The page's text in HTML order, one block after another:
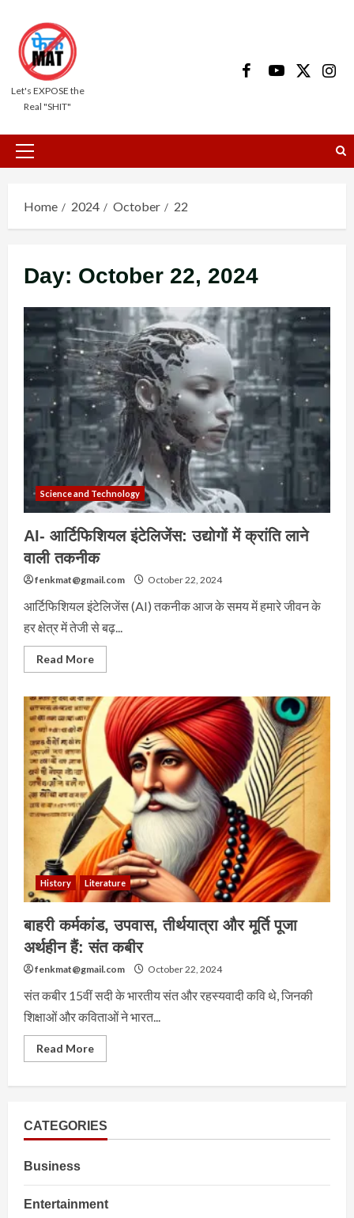
content
Let's EXPOSE the
Real "SHIT"
FacebookYoutube
X
Primary
Home 2024 October 22
Day: October 22, 2024
Science and Technology
AI- आर्टिफिशियल इंटेलिजेंस: उद्योगों में क्रांति लाने
वाली तकनीक
fenkmat@gmail.com October 22, 2024
आर्टिफिशियल इंटेलिजेंस (AI) तकनीक आज के समय में हमारे जीवन के
हर क्षेत्र में तेजी से बढ़...
Read MoreRead
more
आर्टिफिशियल
इंटेलिजेंस:
उद्योगों
क्रांति
लाने
तकनीक
History Literature
बाहरी कर्मकांड, उपवास, तीर्थयात्रा और मूर्ति पूजा
अर्थहीन हैं: संत कबीर
fenkmat@gmail.com October 22, 2024
संत कबीर 15वीं सदी के भारतीय संत और रहस्यवादी कवि थे, जिनकी
शिक्षाओं और कविताओं ने भारत...
Read MoreRead
more
और
मूर्ति
CATEGORIES
Business
Entertainment